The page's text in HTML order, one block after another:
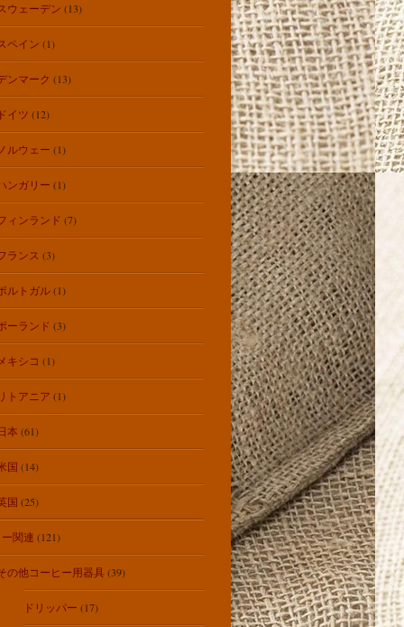
ウェーデン (13)
ペイン (1)
ンマーク (13)
イツ (12)
ルウェー (1)
ンガリー (1)
ィンランド (7)
ランス (3)
ルトガル(1)
ーランド (3)
キシコ (1)
トアニア (1)
本 (61)
国 (14)
国 (25)
関連 (121)
の他コーヒー用器具 (39)
ドリッパー (17)